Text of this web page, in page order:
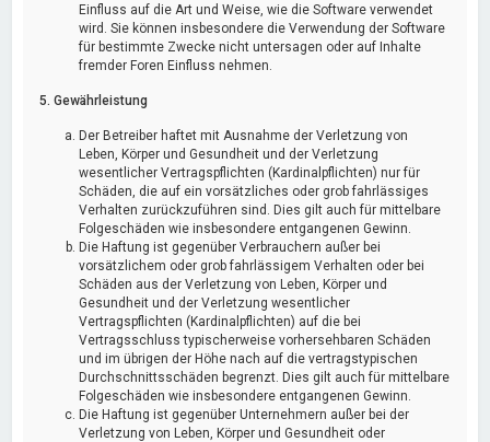
Einfluss auf die Art und Weise, wie die Software verwendet
wird. Sie können insbesondere die Verwendung der Software
für bestimmte Zwecke nicht untersagen oder auf Inhalte
fremder Foren Einfluss nehmen.
5. Gewährleistung
Der Betreiber haftet mit Ausnahme der Verletzung von
Leben, Körper und Gesundheit und der Verletzung
wesentlicher Vertragspflichten (Kardinalpflichten) nur für
Schäden, die auf ein vorsätzliches oder grob fahrlässiges
Verhalten zurückzuführen sind. Dies gilt auch für mittelbare
Folgeschäden wie insbesondere entgangenen Gewinn.
Die Haftung ist gegenüber Verbrauchern außer bei
vorsätzlichem oder grob fahrlässigem Verhalten oder bei
Schäden aus der Verletzung von Leben, Körper und
Gesundheit und der Verletzung wesentlicher
Vertragspflichten (Kardinalpflichten) auf die bei
Vertragsschluss typischerweise vorhersehbaren Schäden
und im übrigen der Höhe nach auf die vertragstypischen
Durchschnittsschäden begrenzt. Dies gilt auch für mittelbare
Folgeschäden wie insbesondere entgangenen Gewinn.
Die Haftung ist gegenüber Unternehmern außer bei der
Verletzung von Leben, Körper und Gesundheit oder